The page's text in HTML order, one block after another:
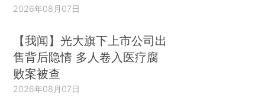
2026年08月07日
【我闻】光大旗下上市公司出
售背后隐情 多人卷入医疗腐
败案被查
2026年08月07日